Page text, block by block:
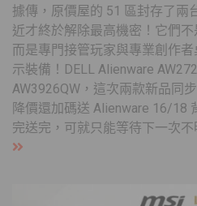
據傳，原價屋的 51 區封存了兩
近才終於解除最高機密！它們
而是專門接管玩家與專業創作
示裝備！DELL Alienware
AW3926QW，這次兩款新品同
降價還加碼送 Alienware 16/18
完送完，可就只能等待下一次